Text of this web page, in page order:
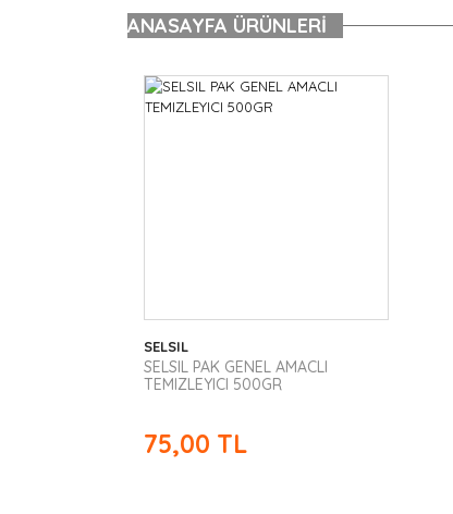
ANASAYFA ÜRÜNLERİ
SELSIL
SELSIL PAK GENEL AMACLI
TEMIZLEYICI 500GR
75,00 TL